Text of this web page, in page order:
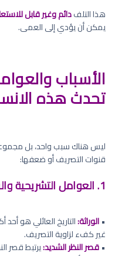
هذا التلفدائم وغير قابل
يمكن أن يؤدي إلى العمى.
الأسباب
تحدث هذه
ليس هناك سبب واحد، بل
قنوات التصريف أو ضعفها:
1. العوامل التشريحية والوراثية:
•الوراثة:التاريخ العائلي هو
غير كفء لزاوية التصريف.
•قصر النظر الشديد:يرتبط قصر